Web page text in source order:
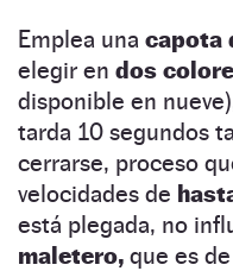
Emplea una capota
elegir en dos
disponible en
tarda 10 segundos
cerrarse, proceso
velocidades de
está plegada, no
maletero, que es de